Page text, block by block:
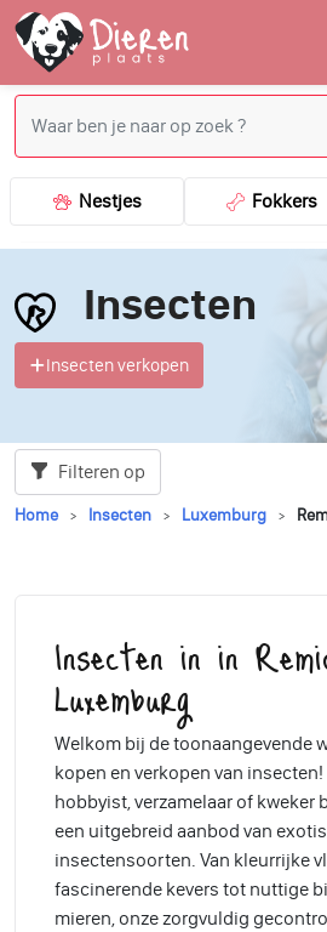
Nestjes Fokkers
Insecten
Insecten verkopen
Filteren op
Home Insecten Luxemburg
Insecten in in
Luxemburg
Welkom bij de toonaangevende
kopen en verkopen van insecten!
hobbyist, verzamelaar of kweker
een uitgebreid aanbod van
insectensoorten. Van kleurrijke
fascinerende kevers tot nuttige
mieren, onze zorgvuldig